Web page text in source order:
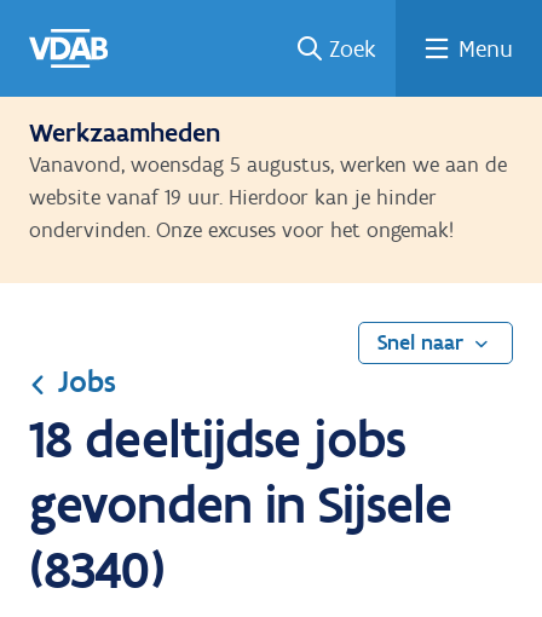
naar
een
een
job
mij?
naar
Zoek Menu
Werkzaamheden
Vanavond, woensdag 5 augustus, werken we aan de
website vanaf 19 uur. Hierdoor kan je hinder
ondervinden. Onze excuses voor het ongemak!
Snel naar
Jobs
18 deeltijdse jobs
gevonden in Sijsele
(8340)